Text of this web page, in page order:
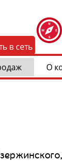
в сеть
О